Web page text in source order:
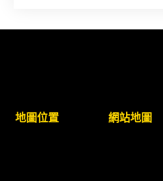
新竹律師公會8/21(五)舉辦
衛」課程(8/12前向本會報名,
地圖位置 網站地圖